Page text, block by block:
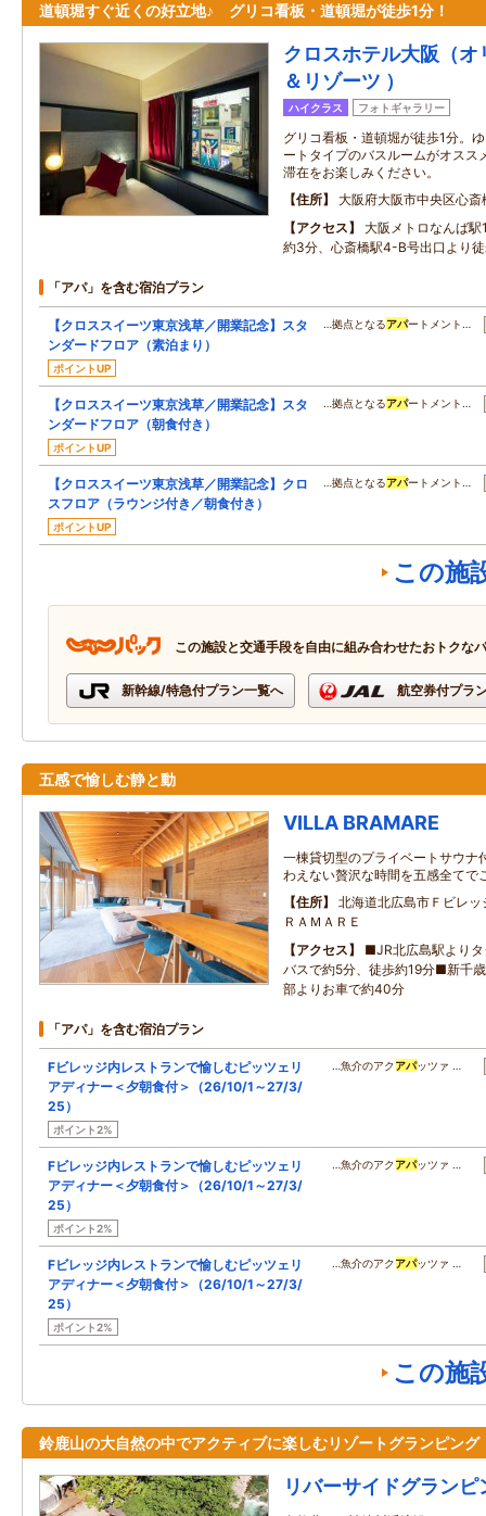
道頓堀すぐ近くの好立地♪ グリコ看板・道頓堀が徒歩1分！
クロスホテル大阪（
＆リゾーツ ）
ハイクラス フォトギャラリー
グリコ看板・道頓堀が徒歩1分。
ートタイプのバスルームがオスス
滞在をお楽しみください。
住所
大阪府大阪市中央区心
アクセス
大阪メトロなんば
約3分、心斎橋駅4-B号出口より
「アパ」を含む宿泊プラン
【クロススイーツ東京浅草／開業記念】スタ
ンダードフロア（素泊まり）
ポイントUP
…拠点となるアパートメント…
【クロススイーツ東京浅草／開業記念】スタ
ンダードフロア（朝食付き）
ポイントUP
…拠点となるアパートメント…
【クロススイーツ東京浅草／開業記念】クロ
スフロア（ラウンジ付き／朝食付き）
ポイントUP
…拠点となるアパートメント…
この施
この施設と交通手段を自由に組み合わせたおトクな
新幹線/特急付プラン一覧へ 航空券付プラ
五感で愉しむ静と動
VILLA BRAMARE
一棟貸切型のプライベートサウナ
わえない贅沢な時間を五感全てで
住所
北海道北広島市Ｆビレ
ＲＡＭＡＲＥ
アクセス
■JR北広島駅より
バスで約5分、徒歩約19分■新千
部よりお車で約40分
「アパ」を含む宿泊プラン
Fビレッジ内レストランで愉しむピッツェリ
アディナー＜夕朝食付＞（26/10/1～27/3/
25）
ポイント2%
…魚介のアクアパッツァ …
Fビレッジ内レストランで愉しむピッツェリ
アディナー＜夕朝食付＞（26/10/1～27/3/
25）
ポイント2%
…魚介のアクアパッツァ …
Fビレッジ内レストランで愉しむピッツェリ
アディナー＜夕朝食付＞（26/10/1～27/3/
25）
ポイント2%
…魚介のアクアパッツァ …
この施
鈴鹿山の大自然の中でアクティブに楽しむリゾートグランピング
リバーサイドグラン